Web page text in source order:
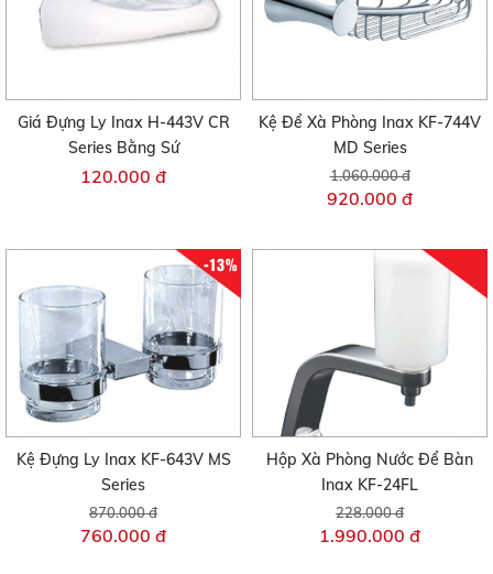
Giá Đựng Ly Inax H-443V CR
Series Bằng Sứ
120.000 đ
Kệ Để Xà Phòng Inax KF-744V
MD Series
1.060.000 đ
920.000 đ
-13%
Kệ Đựng Ly Inax KF-643V MS
Series
870.000 đ
760.000 đ
Hộp Xà Phòng Nước Để Bàn
Inax KF-24FL
228.000 đ
1.990.000 đ